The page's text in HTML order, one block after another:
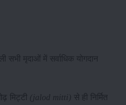
सभी मृदाओं में सर्वाधिक योगदान
मिट्टी (jalod mitti) से ही निर्मित